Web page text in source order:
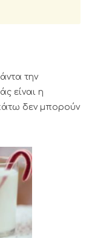
την
είναι η
δεν μπορούν